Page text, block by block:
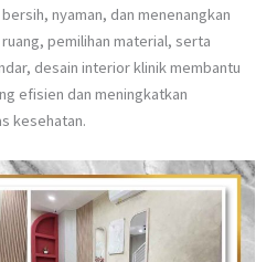
nyaman, dan menenangkan
pemilihan material, serta
desain interior klinik membantu
efisien dan meningkatkan
kesehatan.